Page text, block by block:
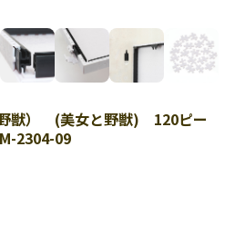
獣） (美女と野獣) 120ピー
2304-09